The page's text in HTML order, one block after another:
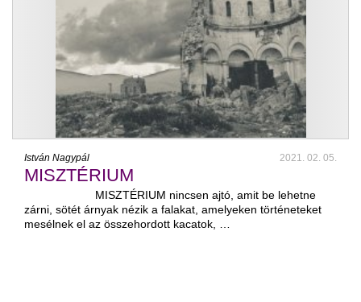
István Nagypál 2021. 02. 05.
MISZTÉRIUM
MISZTÉRIUM nincsen ajtó, amit be lehetne
zárni, sötét árnyak nézik a falakat, amelyeken történeteket
mesélnek el az összehordott kacatok, …